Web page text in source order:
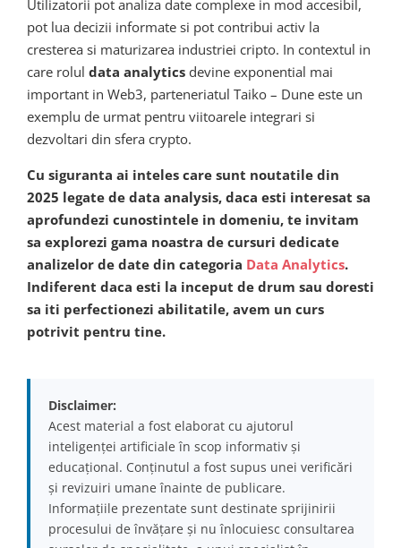
Utilizatorii pot analiza date complexe in mod accesibil,
pot lua decizii informate si pot contribui activ la
cresterea si maturizarea industriei cripto. In contextul in
care rolul data analytics devine exponential mai
important in Web3, parteneriatul Taiko – Dune este un
exemplu de urmat pentru viitoarele integrari si
dezvoltari din sfera crypto.
Cu siguranta ai inteles care sunt noutatile din
2025 legate de data analysis, daca esti interesat sa
aprofundezi cunostintele in domeniu, te invitam
sa explorezi gama noastra de cursuri dedicate
analizelor de date din categoria Data Analytics.
Indiferent daca esti la inceput de drum sau doresti
sa iti perfectionezi abilitatile, avem un curs
potrivit pentru tine.
Disclaimer:
Acest material a fost elaborat cu ajutorul
inteligenței artificiale în scop informativ și
educațional. Conținutul a fost supus unei verificări
și revizuiri umane înainte de publicare.
Informațiile prezentate sunt destinate sprijinirii
procesului de învățare și nu înlocuiesc consultarea